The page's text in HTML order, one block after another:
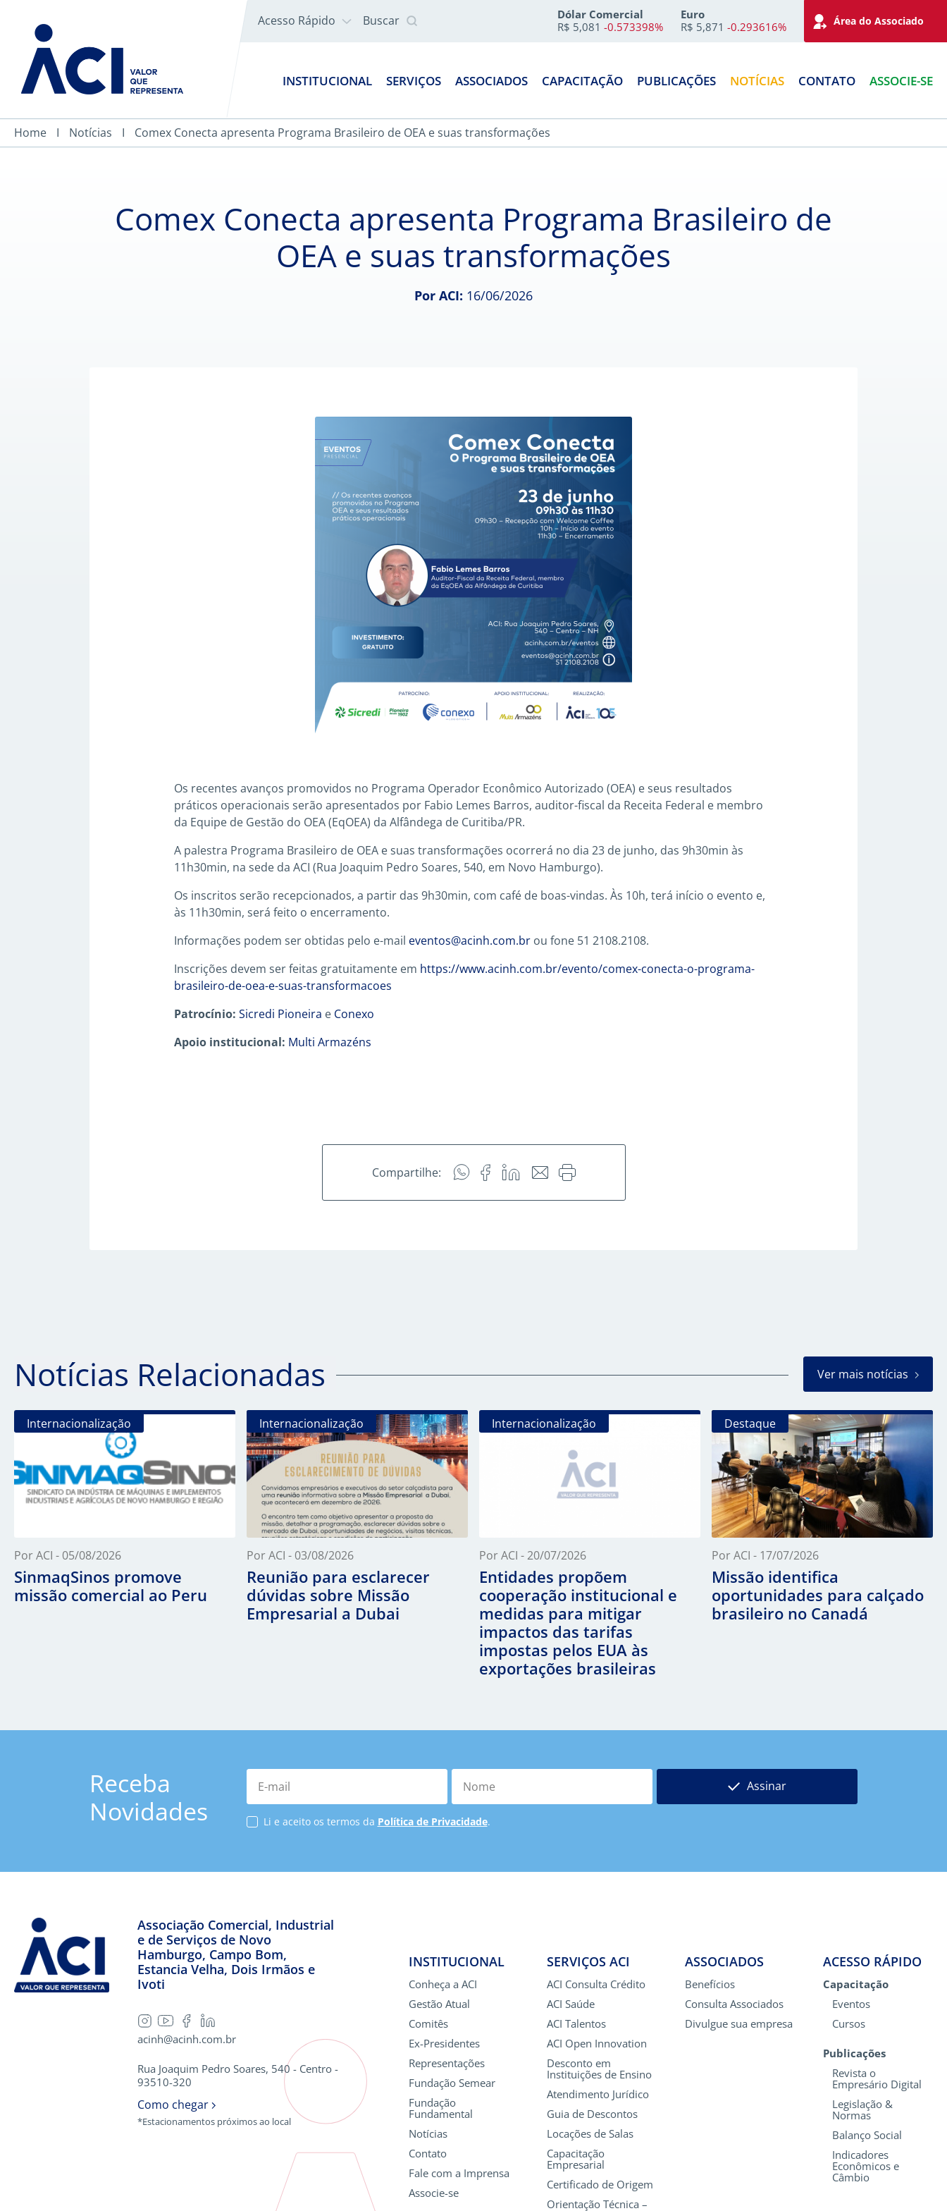
Acesso Rápido Buscar
Dólar Comercial
R$ 5,081 -0.573398%
Euro
R$ 5,871 -0.293616% Área do Associado
INSTITUCIONAL SERVIÇOS ASSOCIADOS CAPACITAÇÃO PUBLICAÇÕES NOTÍCIAS CONTATO ASSOCIE-SE
Home Notícias Comex Conecta apresenta Programa Brasileiro de OEA e suas transformações
Comex Conecta apresenta Programa Brasileiro de
OEA e suas transformações
Por ACI: 16/06/2026
Os recentes avanços promovidos no Programa Operador Econômico Autorizado (OEA) e seus resultados
práticos operacionais serão apresentados por Fabio Lemes Barros, auditor-fiscal da Receita Federal e membro
da Equipe de Gestão do OEA (EqOEA) da Alfândega de Curitiba/PR.
A palestra Programa Brasileiro de OEA e suas transformações ocorrerá no dia 23 de junho, das 9h30min às
11h30min, na sede da ACI (Rua Joaquim Pedro Soares, 540, em Novo Hamburgo).
Os inscritos serão recepcionados, a partir das 9h30min, com café de boas-vindas. Às 10h, terá início o evento e,
às 11h30min, será feito o encerramento.
Informações podem ser obtidas pelo e-mail eventos@acinh.com.br ou fone 51 2108.2108.
Inscrições devem ser feitas gratuitamente em https://www.acinh.com.br/evento/comex-conecta-o-programa-
brasileiro-de-oea-e-suas-transformacoes
Patrocínio: Sicredi Pioneira e Conexo
Apoio institucional: Multi Armazéns
Compartilhe:
Notícias Relacionadas Ver mais notícias
Internacionalização
Por ACI - 05/08/2026
SinmaqSinos promove
missão comercial ao Peru
Internacionalização
Por ACI - 03/08/2026
Reunião para esclarecer
dúvidas sobre Missão
Empresarial a Dubai
Internacionalização
Por ACI - 20/07/2026
Entidades propõem
cooperação institucional e
medidas para mitigar
impactos das tarifas
impostas pelos EUA às
exportações brasileiras
Destaque
Por ACI - 17/07/2026
Missão identifica
oportunidades para calçado
brasileiro no Canadá
Receba
Novidades
E-mail Nome
Assinar
Li e aceito os termos da Política de Privacidade.
Associação Comercial, Industrial
e de Serviços de Novo
Hamburgo, Campo Bom,
Estancia Velha, Dois Irmãos e
Ivoti
acinh@acinh.com.br
Rua Joaquim Pedro Soares, 540 - Centro -
93510-320
Como chegar
*Estacionamentos próximos ao local
INSTITUCIONAL
Conheça a ACI
Gestão Atual
Comitês
Ex-Presidentes
Representações
Fundação Semear
Fundação
Fundamental
Notícias
Contato
Fale com a Imprensa
Associe-se
SERVIÇOS ACI
ACI Consulta Crédito
ACI Saúde
ACI Talentos
ACI Open Innovation
Desconto em
Instituições de Ensino
Atendimento Jurídico
Guia de Descontos
Locações de Salas
Capacitação
Empresarial
Certificado de Origem
Orientação Técnica –
ASSOCIADOS
Benefícios
Consulta Associados
Divulgue sua empresa
ACESSO RÁPIDO
Capacitação
Eventos
Cursos
Publicações
Revista o
Empresário Digital
Legislação &
Normas
Balanço Social
Indicadores
Econômicos e
Câmbio